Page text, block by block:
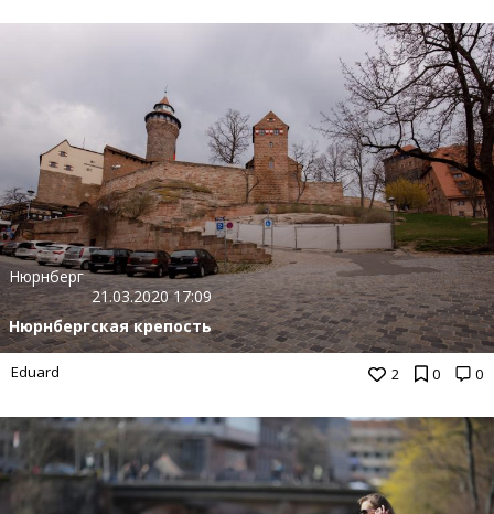
2 0 0
Нюрнберг
21.03.2020 17:09
Нюрнбергская крепость
Eduard